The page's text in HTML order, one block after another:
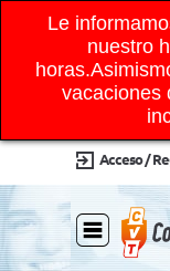
Le
nuestro
vacaciones
Acceso /